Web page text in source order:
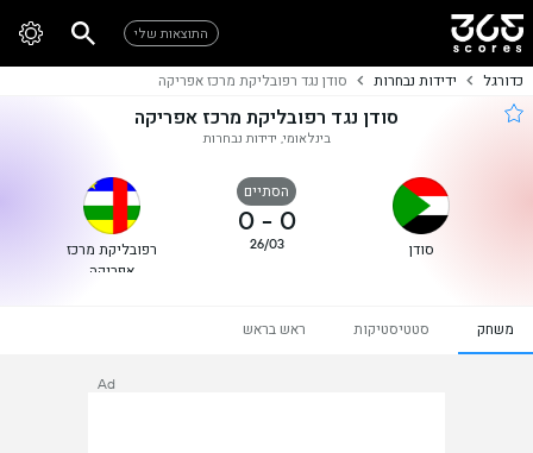
התוצאות שלי
כדורגל ידידות נבחרות סודן נגד רפובליקת מרכז אפריקה
סודן נגד רפובליקת מרכז אפריקה
בינלאומי, ידידות נבחרות
סודן
הסתיים
0
-
0
26/03
רפובליקת מרכז
אפריקה
משחק סטטיסטיקות ראש בראש
Ad